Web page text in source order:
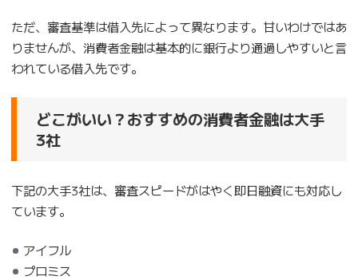
ただ、審査基準は借入先によって異なります。甘いわけではあ
りませんが、消費者金融は基本的に銀行より通過しやすいと言
われている借入先です。
どこがいい？おすすめの消費者金融は大手
3社
下記の大手3社は、審査スピードがはやく即日融資にも対応し
ています。
アイフル
プロミス